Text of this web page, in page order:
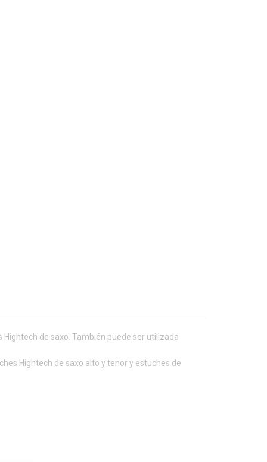
de saxo. También puede ser utilizada
Hightech de saxo alto y tenor y estuches de